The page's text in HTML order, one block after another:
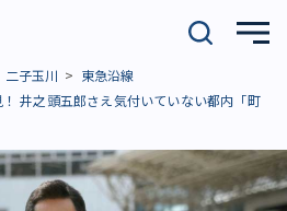
二子玉川
東急沿線
！ 井之頭五郎さえ気付いていない都内「町